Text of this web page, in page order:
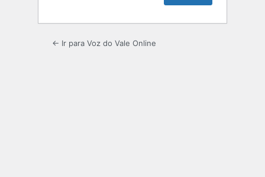
← Ir para Voz do Vale Online